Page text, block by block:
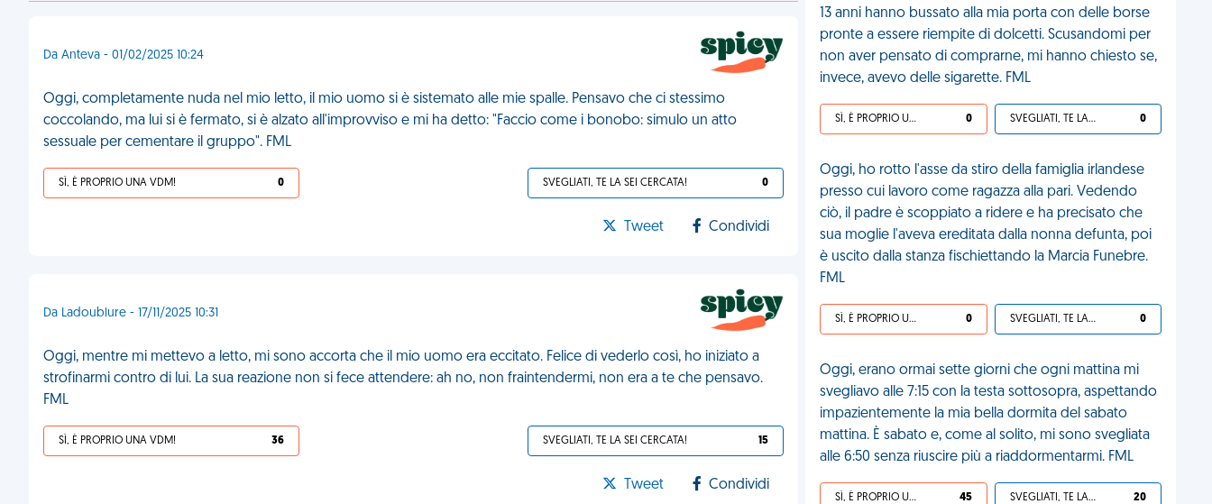
Da Anteva - 01/02/2025 10:24
Oggi, completamente nuda nel mio letto, il mio uomo si è sistemato alle mie spalle. Pensavo che ci stessimo
coccolando, ma lui si è fermato, si è alzato all'improvviso e mi ha detto: "Faccio come i bonobo: simulo un atto
sessuale per cementare il gruppo". FML
SÌ, È PROPRIO UNA VDM! 0 SVEGLIATI, TE LA SEI CERCATA! 0
Tweet Condividi
Da Ladoublure - 17/11/2025 10:31
Oggi, mentre mi mettevo a letto, mi sono accorta che il mio uomo era eccitato. Felice di vederlo così, ho iniziato a
strofinarmi contro di lui. La sua reazione non si fece attendere: ah no, non fraintendermi, non era a te che pensavo.
FML
SÌ, È PROPRIO UNA VDM! 36 SVEGLIATI, TE LA SEI CERCATA! 15
Tweet Condividi
13 anni hanno bussato alla mia porta con delle borse
pronte a essere riempite di dolcetti. Scusandomi per
non aver pensato di comprarne, mi hanno chiesto se,
invece, avevo delle sigarette. FML
SÌ, È PROPRIO UNA VDM! 0 SVEGLIATI, TE LA SEI CERCATA! 0
Oggi, ho rotto l'asse da stiro della famiglia irlandese
presso cui lavoro come ragazza alla pari. Vedendo
ciò, il padre è scoppiato a ridere e ha precisato che
sua moglie l'aveva ereditata dalla nonna defunta, poi
è uscito dalla stanza fischiettando la Marcia Funebre.
FML
SÌ, È PROPRIO UNA VDM! 0 SVEGLIATI, TE LA SEI CERCATA! 0
Oggi, erano ormai sette giorni che ogni mattina mi
svegliavo alle 7:15 con la testa sottosopra, aspettando
impazientemente la mia bella dormita del sabato
mattina. È sabato e, come al solito, mi sono svegliata
alle 6:50 senza riuscire più a riaddormentarmi. FML
SÌ, È PROPRIO UNA VDM! 45 SVEGLIATI, TE LA SEI CERCATA! 20